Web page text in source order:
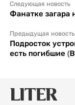
Следующая новость
Фанатке загара
Предыдущая новость
Подросток
есть погибшие